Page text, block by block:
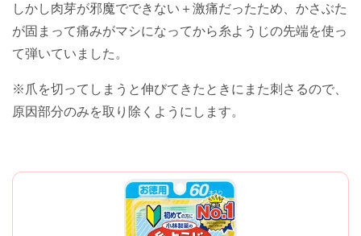
しかし肉芽が邪魔でできない＋激痛だったため、かさぶた
が固まって痛みがマシになってから糸ようじの先端を使っ
て弾いていました。
※爪を切ってしまうと伸びてきたときにまた刺さるので、
原因部分のみを取り除くようにします。